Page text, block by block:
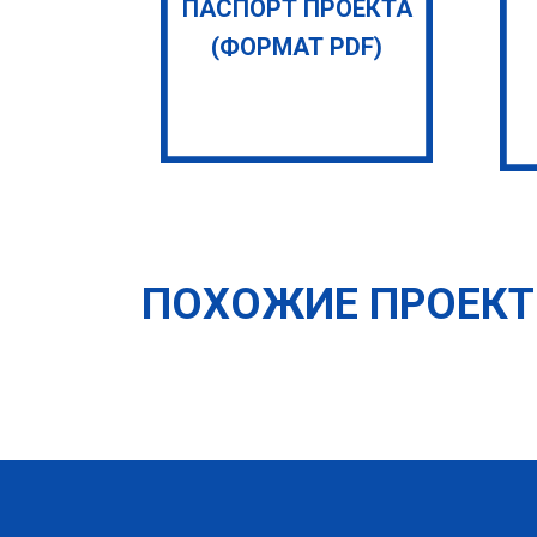
ПАСПОРТ ПРОЕКТА
(ФОРМАТ PDF)
ПОХОЖИЕ